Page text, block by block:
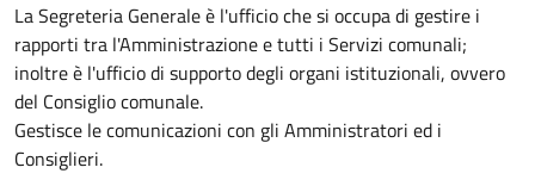
La Segreteria Generale è l'ufficio che si occupa di gestire i
rapporti tra l'Amministrazione e tutti i Servizi comunali;
inoltre è l'ufficio di supporto degli organi istituzionali, ovvero
del Consiglio comunale.
Gestisce le comunicazioni con gli Amministratori ed i
Consiglieri.